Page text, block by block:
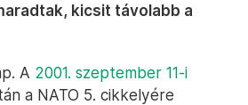
kicsit távolabb a
A 2001. szeptember 11-i
a NATO 5. cikkelyére